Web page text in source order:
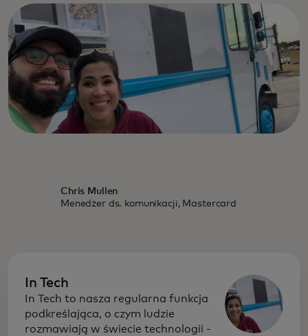
Chris Mullen
Menedżer ds. komunikacji, Mastercard
In Tech
In Tech to nasza regularna funkcja
podkreślająca, o czym ludzie
rozmawiają w świecie technologii -